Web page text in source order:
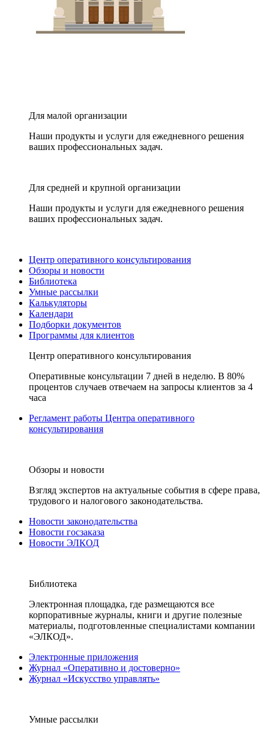
Для малой организации
Наши продукты и услуги для ежедневного решения
ваших профессиональных задач.
Для средней и крупной организации
Наши продукты и услуги для ежедневного решения
ваших профессиональных задач.
Центр оперативного консультирования
Обзоры и новости
Библиотека
Умные рассылки
Калькуляторы
Календари
Подборки документов
Программы для клиентов
Центр оперативного консультирования
Оперативные консультации 7 дней в неделю. В 80%
процентов случаев отвечаем на запросы клиентов за 4
часа
Регламент работы Центра оперативного
консультирования
Обзоры и новости
Взгляд экспертов на актуальные события в сфере права,
трудового и налогового законодательства.
Новости законодательства
Новости госзаказа
Новости ЭЛКОД
Библиотека
Электронная площадка, где размещаются все
корпоративные журналы, книги и другие полезные
материалы, подготовленные специалистами компании
«ЭЛКОД».
Электронные приложения
Журнал «Оперативно и достоверно»
Журнал «Искусство управлять»
Умные рассылки